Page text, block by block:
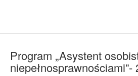
Program „Asystent
niepełnosprawnościami”-